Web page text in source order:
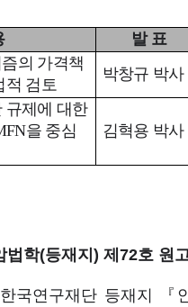
발 표
의 가격책
적 검토
박창규 박사
규제에 대한
을 중심
김혁용 박사
법학(등재지) 제72호 원
국연구재단 등재지 『